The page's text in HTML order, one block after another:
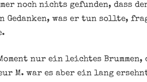
noch nichts gefunden, dass
Gedanken, was er tun sollte,
nur ein leichtes Brummen,
M. war es aber ein lang